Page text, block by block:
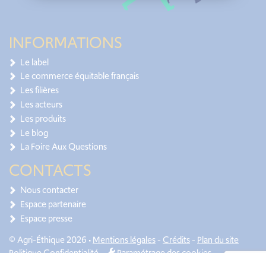
INFORMATIONS
Le label
Le commerce équitable français
Les filières
Les acteurs
Les produits
Le blog
La Foire Aux Questions
CONTACTS
Nous contacter
Espace partenaire
Espace presse
© Agri-Éthique 2026 •Mentions légales- Crédits- Plan du site